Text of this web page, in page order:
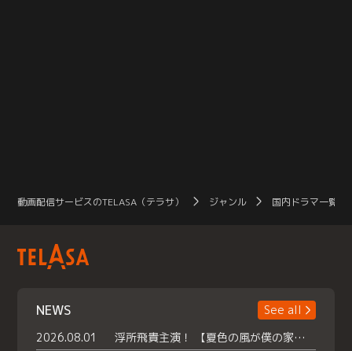
動画配信サービスのTELASA（テラサ） ジャンル 国内ドラマ一覧（
NEWS
See all
2026.08.01
浮所飛貴主演！ 【夏色の風が僕の家にやってきた】 本日よりテラサで独占配信スタート！